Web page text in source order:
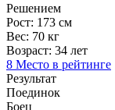
Решением
Рост: 173 см
Вес: 70 кг
Возраст: 34 лет
8 Место в рейтинге
Результат
Поединок
Боец